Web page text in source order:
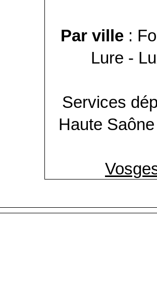
Par ville :
Lure -
Services
Haute